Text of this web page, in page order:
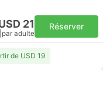
21
par adulte
Réserver
de USD 19